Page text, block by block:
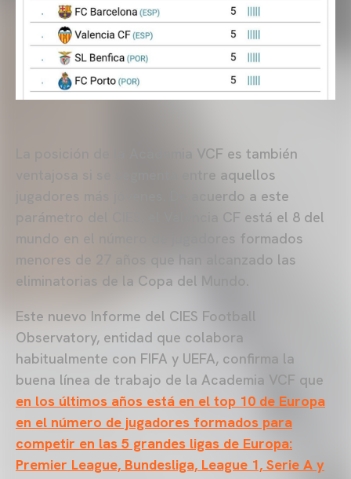
La posición de la Academia VCF es también
ventajosa si se segmenta entre aquellos
jugadores más jóvenes. De acuerdo a este
parámetro del CIES, el Valencia CF está el 8 del
mundo en el número de jugadores formados
menores de 27 años que han alcanzado las
eliminatorias de la Copa del Mundo.
Este nuevo Informe del CIES Football
Observatory, entidad que colabora
habitualmente con FIFA y UEFA, confirma la
buena línea de trabajo de la Academia VCF que
en los últimos años está en el top 10 de Europa
en el número de jugadores formados para
competir en las 5 grandes ligas de Europa:
Premier League, Bundesliga, League 1, Serie A y